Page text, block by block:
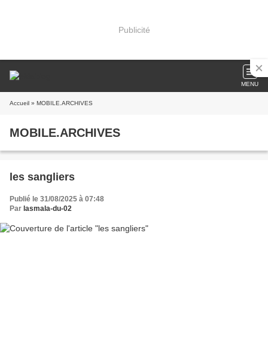
Publicité
MENU
Accueil » MOBILE.ARCHIVES
MOBILE.ARCHIVES
les sangliers
Publié le 31/08/2025 à 07:48
Par lasmala-du-02